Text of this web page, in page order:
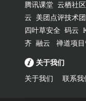
腾讯课堂 云栖社区
云
美团点评技术团
四叶草安全 码云
齐 融云 禅道项
关于我们
关于我们 联系我